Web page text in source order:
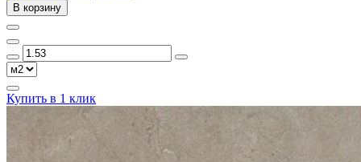
В корзину
Купить в 1 клик